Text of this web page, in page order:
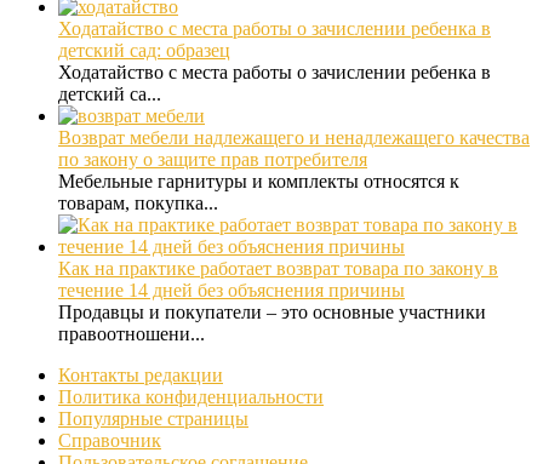
Ходатайство с места работы о зачислении ребенка в
детский сад: образец
Ходатайство с места работы о зачислении ребенка в
детский са...
Возврат мебели надлежащего и ненадлежащего качества
по закону о защите прав потребителя
Мебельные гарнитуры и комплекты относятся к
товарам, покупка...
Как на практике работает возврат товара по закону в
течение 14 дней без объяснения причины
Продавцы и покупатели – это основные участники
правоотношени...
Контакты редакции
Политика конфиденциальности
Популярные страницы
Справочник